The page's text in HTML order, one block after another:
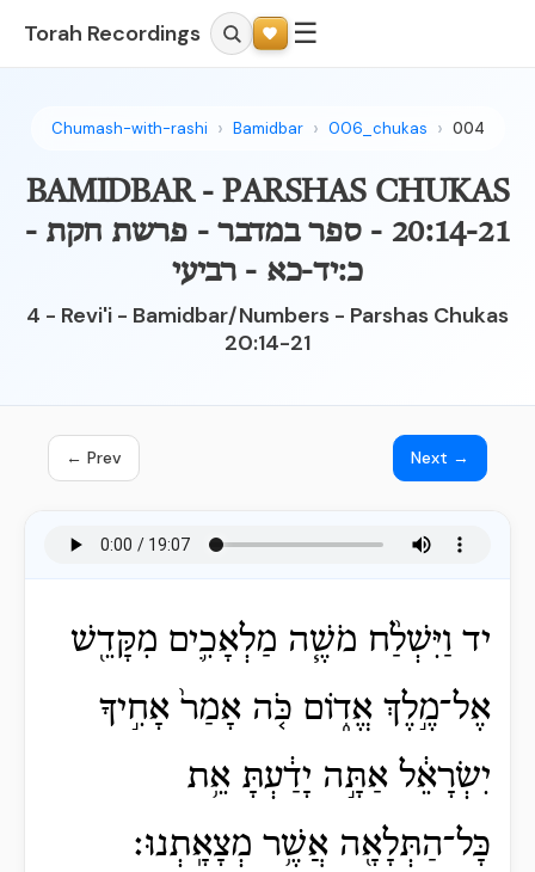
Torah Recordings ☰
Chumash-with-rashi Bamidbar 006_chukas 004
BAMIDBAR - PARSHAS CHUKAS
20:14-21 - ספר במדבר - פרשת חקת -
כ:יד-כא - רביעי
4 - Revi'i - Bamidbar/Numbers - Parshas Chukas
20:14-21
← Prev Next →
יד וַיִּשְׁלַ֨ח מֹשֶׁ֧ה מַלְאָכִ֛ים מִקָּדֵ֖שׁ
אֶל־מֶ֣לֶךְ אֱד֑וֹם כֹּ֤ה אָמַר֙ אָחִ֣יךָ
יִשְׂרָאֵ֔ל אַתָּ֣ה יָדַ֔עְתָּ אֵ֥ת
כָּל־הַתְּלָאָ֖ה אֲשֶׁ֥ר מְצָאָֽתְנוּ׃